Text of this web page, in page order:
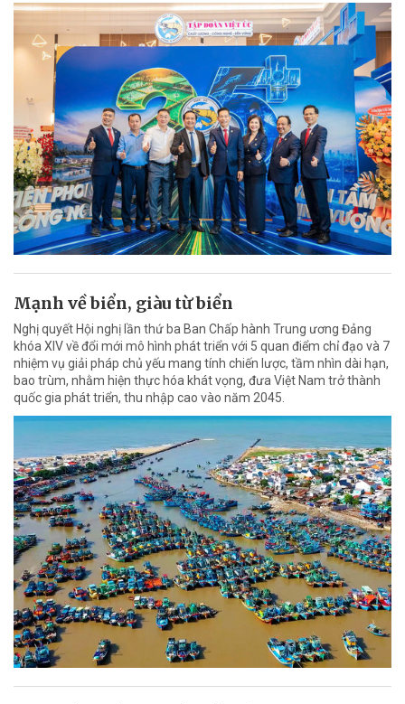
Mạnh về biển, giàu từ biển
Nghị quyết Hội nghị lần thứ ba Ban Chấp hành Trung ương Đảng
khóa XIV về đổi mới mô hình phát triển với 5 quan điểm chỉ đạo và 7
nhiệm vụ giải pháp chủ yếu mang tính chiến lược, tầm nhìn dài hạn,
bao trùm, nhằm hiện thực hóa khát vọng, đưa Việt Nam trở thành
quốc gia phát triển, thu nhập cao vào năm 2045.